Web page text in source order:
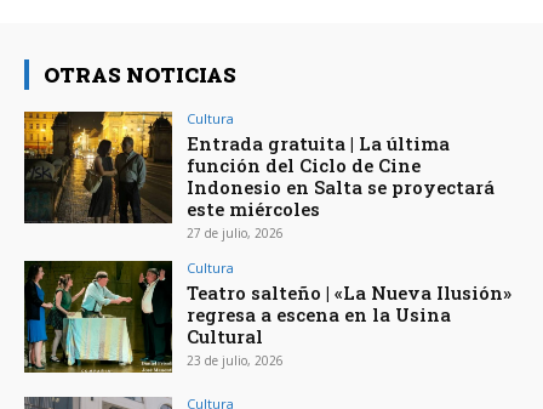
OTRAS NOTICIAS
Cultura
Entrada gratuita | La última
función del Ciclo de Cine
Indonesio en Salta se proyectará
este miércoles
27 de julio, 2026
Cultura
Teatro salteño | «La Nueva Ilusión»
regresa a escena en la Usina
Cultural
23 de julio, 2026
Cultura